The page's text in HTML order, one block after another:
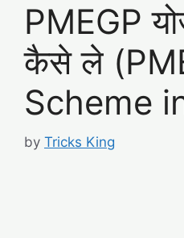
PMEGP
कैसे ले
Scheme
by Tricks King